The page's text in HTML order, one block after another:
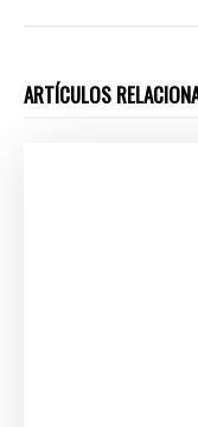
ARTÍCULOS